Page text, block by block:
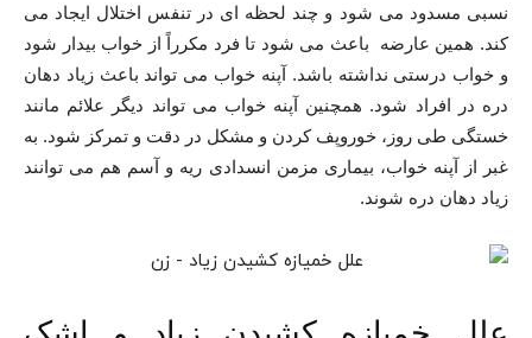
نسبی مسدود می‌ شود و چند لحظه ‌ای در تنفس اختلال ایجاد می
کند. همین عارضه باعث می ‌شود تا فرد مکرراً از خواب بیدار شود
و خواب درستی نداشته باشد. آپنه خواب می تواند باعث زیاد دهان
دره در افراد شود. همچنین آپنه خواب می تواند دیگر علائم مانند
خستگی طی روز، خوروپف کردن و مشکل در دقت و تمرکز شود. به
غبر از آپنه خواب، بیماری مزمن انسدادی ریه و آسم هم می ‌توانند
زیاد دهان دره شوند.